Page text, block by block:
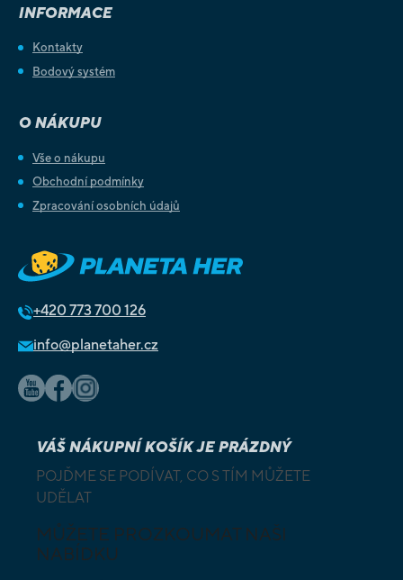
INFORMACE
Kontakty
Bodový systém
O NÁKUPU
Vše o nákupu
Obchodní podmínky
Zpracování osobních údajů
+420 773 700 126
info@planetaher.cz
VÁŠ NÁKUPNÍ KOŠÍK JE PRÁZDNÝ
POJĎME SE PODÍVAT, CO S TÍM MŮŽETE
UDĚLAT
MŮŽETE PROZKOUMAT NAŠI
NABÍDKU